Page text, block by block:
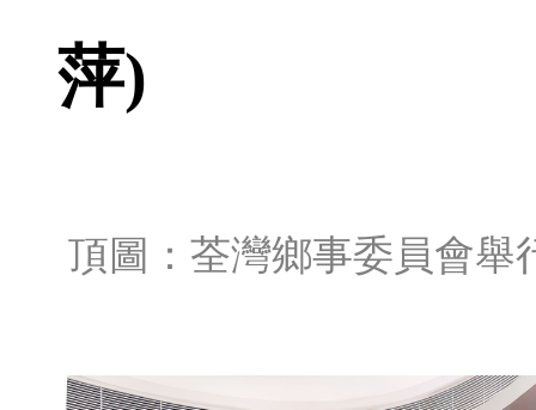
萍)
頂圖： 荃灣鄉事委員會舉